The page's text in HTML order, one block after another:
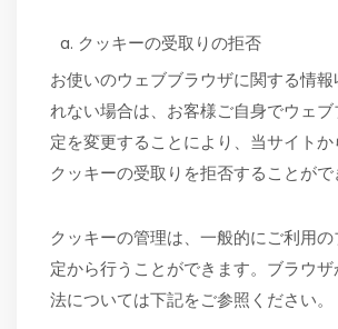
クッキーの受取りの拒否
お使いのウェブブラウザに関する情報
れない場合は、お客様ご自身でウェブ
定を変更することにより、当サイトか
クッキーの受取りを拒否することがで
クッキーの管理は、一般的にご利用
定から行うことができます。ブラウ
法については下記をご参照ください。